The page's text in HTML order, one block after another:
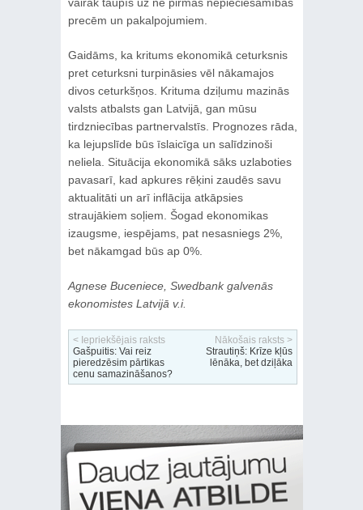
vairāk taupīs uz ne pirmās nepieciešamības
precēm un pakalpojumiem.
Gaidāms, ka kritums ekonomikā ceturksnis
pret ceturksni turpināsies vēl nākamajos
divos ceturkšņos. Krituma dziļumu mazinās
valsts atbalsts gan Latvijā, gan mūsu
tirdzniecības partnervalstīs. Prognozes rāda,
ka lejupslīde būs īslaicīga un salīdzinoši
neliela. Situācija ekonomikā sāks uzlaboties
pavasarī, kad apkures rēķini zaudēs savu
aktualitāti un arī inflācija atkāpsies
straujākiem soļiem. Šogad ekonomikas
izaugsme, iespējams, pat nesasniegs 2%,
bet nākamgad būs ap 0%.
Agnese Buceniece, Swedbank galvenās
ekonomistes Latvijā v.i.
< Iepriekšējais raksts
Gašpuitis: Vai reiz
pieredzēsim pārtikas
cenu samazināšanos?
Nākošais raksts >
Strautiņš: Krīze kļūs
lēnāka, bet dziļāka